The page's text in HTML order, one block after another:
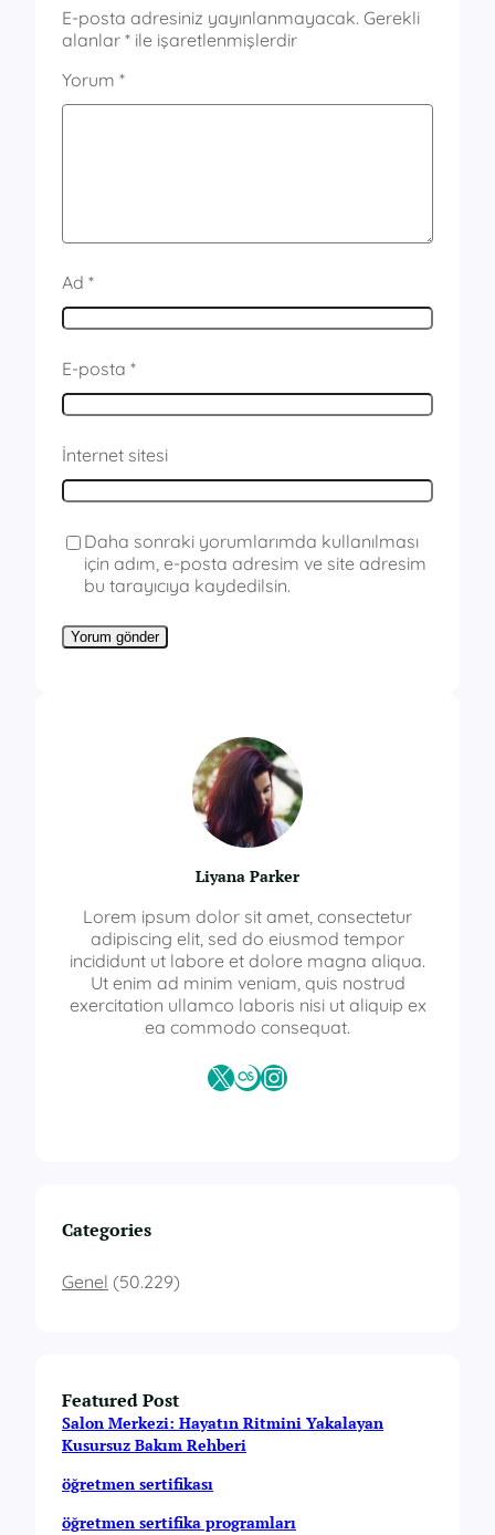
E-posta adresiniz yayınlanmayacak. Gerekli
alanlar * ile işaretlenmişlerdir
Yorum *
Ad *
E-posta *
İnternet sitesi
Daha sonraki yorumlarımda kullanılması
için adım, e-posta adresim ve site adresim
bu tarayıcıya kaydedilsin.
Liyana Parker
Lorem ipsum dolor sit amet, consectetur
adipiscing elit, sed do eiusmod tempor
incididunt ut labore et dolore magna aliqua.
Ut enim ad minim veniam, quis nostrud
exercitation ullamco laboris nisi ut aliquip ex
ea commodo consequat.
X Last.fmInstagram
Categories
Genel (50.229)
Featured Post
Salon Merkezi: Hayatın Ritmini Yakalayan
Kusursuz Bakım Rehberi
öğretmen sertifikası
öğretmen sertifika programları